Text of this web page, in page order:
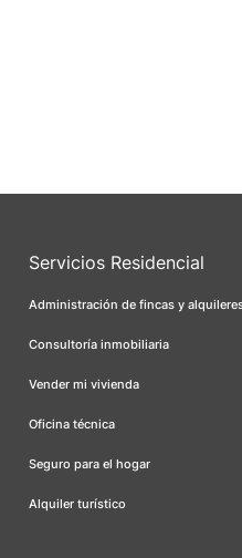
Servicios Residencial
Administración de fincas y
Consultoría inmobiliaria
Vender mi vivienda
Oficina técnica
Seguro para el hogar
Alquiler turístico